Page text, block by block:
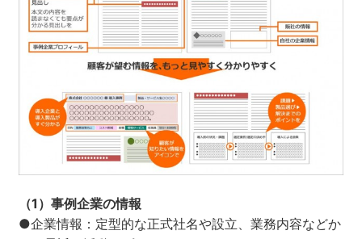
（1）事例企業の情報
●企業情報：定型的な正式社名や設立、業務内容などか